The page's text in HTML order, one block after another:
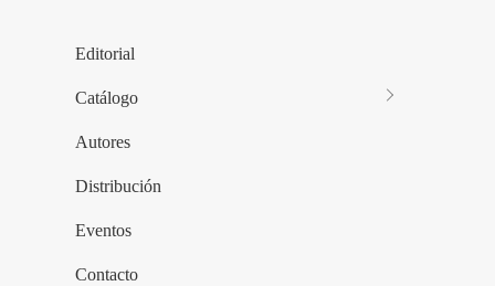
Editorial
Catálogo
Autores
Distribución
Eventos
Contacto